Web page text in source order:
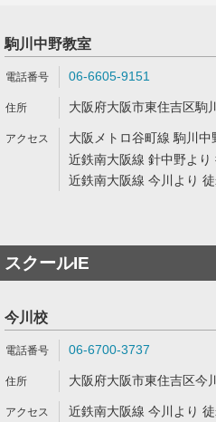
駒川中野教室
06-6605-9151
大阪府大阪市東住吉区駒
大阪メトロ谷町線 駒川
近鉄南大阪線 針中野より
近鉄南大阪線 今川より
スクールIE
今川校
06-6700-3737
大阪府大阪市東住吉区今
近鉄南大阪線 今川より